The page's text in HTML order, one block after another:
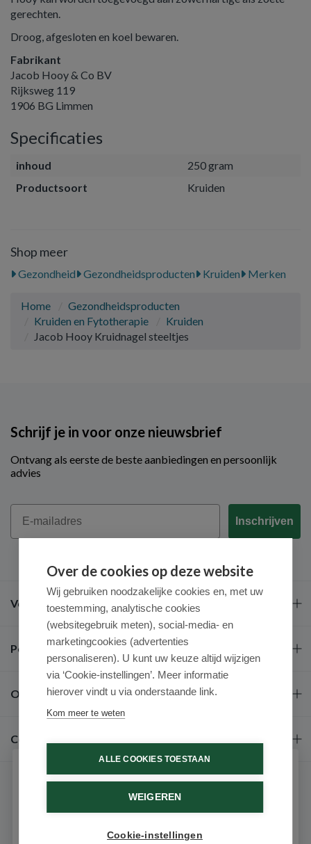
gerechten.
Droog, afgesloten en koel bewaren.
Fabrikant
Jacob Hooy & Co BV
Rijksweg 119
1906 BG Limmen
Specificaties
inhoud
250 gram
Productsoort
Kruiden
Shop meer
Gezondheid Gezondheidsproducten Kruiden Merken
Home
Gezondheidsproducten
Kruiden en Fytotherapie
Kruiden
Jacob Hooy Kruidnagel steeltjes
Schrijf je in voor onze nieuwsbrief
Ontvang als eerste de beste aanbiedingen en persoonlijk
advies
Email
Inschrijven
Veel gestelde vragen
Populaire merken
Over ons
Contact
9.6 / 10 (531 beoordelingen)
Over de cookies op deze website
Wij gebruiken noodzakelijke cookies en, met uw
toestemming, analytische cookies
(websitegebruik meten), social-media- en
marketingcookies (advertenties
personaliseren). U kunt uw keuze altijd wijzigen
via ‘Cookie-instellingen’. Meer informatie
hierover vindt u via onderstaande link.
Kom meer te weten
ALLE COOKIES TOESTAAN
WEIGEREN
Cookie-instellingen
Schrijf je in voor onze nieuwsbrief
Ontvang als eerste de beste aanbiedingen en persoonlijk
advies